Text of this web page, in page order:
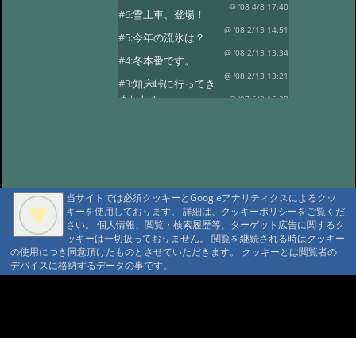
@ '08 4/8 17:40
#6:雪上車、登場！
@ '08 2/13 14:51
#5:今年の流氷は？
@ '08 2/13 13:34
#4:冬本番です。
@ '08 2/13 13:21
#3:知床峠に行ってき
ました！
@ '07 6/2 16:28
当サイトでは必須クッキーとGoogleアナリティクスによるクッ
キーを使用しております。 詳細は、クッキーポリシーをご覧くだ
さい。 個人情報、閲覧・検索履歴等、ターゲット広告に関するク
ッキーは一切扱っておりません。 閲覧を継続される時はクッキー
の使用につき同意頂けたものとさせていただきます。 クッキーとは閲覧者の
デバイスに格納するデータの事です。